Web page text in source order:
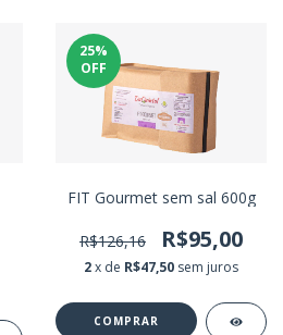
25%
OFF
FIT Gourmet sem sal 600g
R$126,16 R$95,00
2x de R$47,50 sem juros